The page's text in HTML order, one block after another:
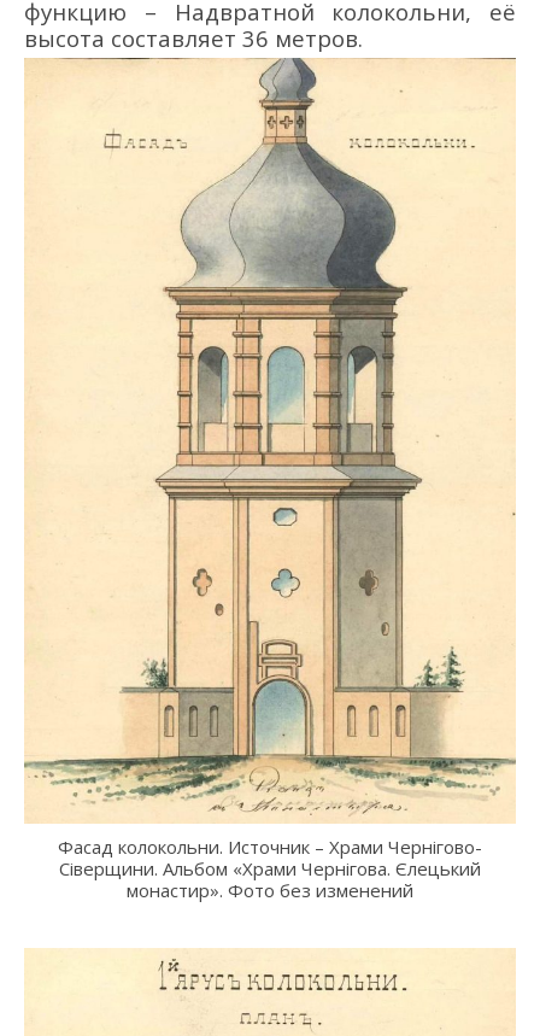
функцию – Надвратной колокольни, её
высота составляет 36 метров.
Фасад колокольни. Источник – Храми Чернігово-
Сіверщини. Альбом «Храми Чернігова. Єлецький
монастир». Фото без изменений